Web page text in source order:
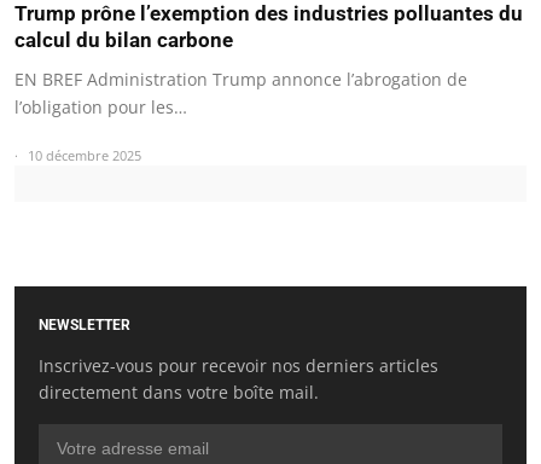
Trump prône l’exemption des industries polluantes du
calcul du bilan carbone
EN BREF Administration Trump annonce l’abrogation de
l’obligation pour les…
10 décembre 2025
NEWSLETTER
Inscrivez-vous pour recevoir nos derniers articles
directement dans votre boîte mail.